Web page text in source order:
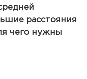
расстояния
чего нужны